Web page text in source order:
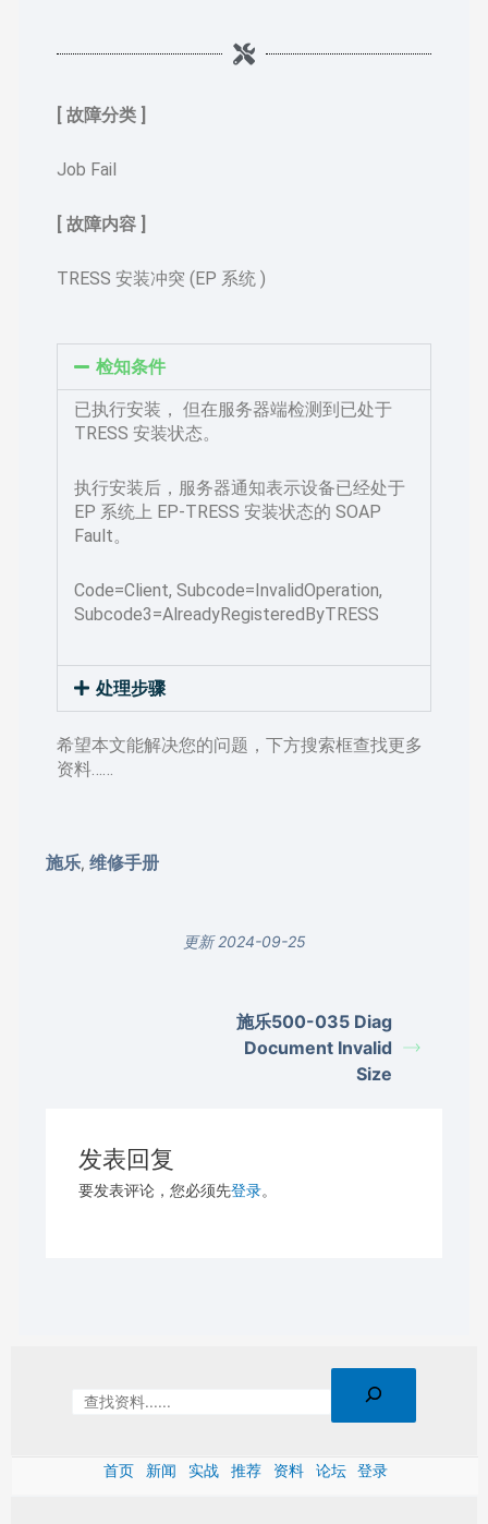
[ 故障分类 ]
Job Fail
[ 故障内容 ]
TRESS 安装冲突 (EP 系统 )
检知条件
已执行安装， 但在服务器端检测到已处于
TRESS 安装状态。
执行安装后，服务器通知表示设备已经处于
EP 系统上 EP-TRESS 安装状态的 SOAP
Fault。
Code=Client, Subcode=InvalidOperation,
Subcode3=AlreadyRegisteredByTRESS
处理步骤
希望本文能解决您的问题，下方搜索框查找更多
资料……
施乐,维修手册
更新 2024-09-25
施乐500-035 Diag
Document Invalid
Size
发表回复
要发表评论，您必须先登录。
首页 新闻 实战 推荐 资料 论坛 登录